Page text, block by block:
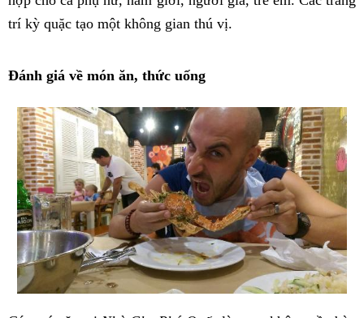
trí kỳ quặc tạo một không gian thú vị.
Đánh giá về món ăn, thức uống